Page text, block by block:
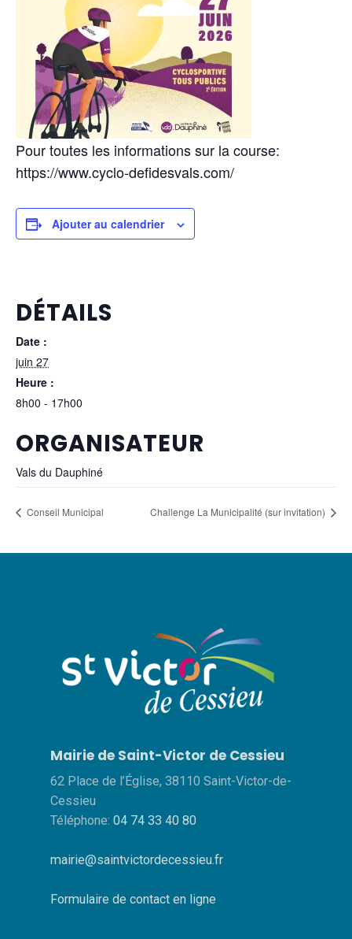
Pour toutes les informations sur la course:
https://www.cyclo-defidesvals.com/
Ajouter au calendrier
DÉTAILS
Date :
juin 27
Heure :
8h00 - 17h00
ORGANISATEUR
Vals du Dauphiné
Conseil Municipal Challenge La Municipalité (sur invitation)
Mairie de Saint-Victor de Cessieu
62 Place de l’Église, 38110 Saint-Victor-de-
Cessieu
Téléphone: 04 74 33 40 80
mairie@saintvictordecessieu.fr
Formulaire de contact en ligne